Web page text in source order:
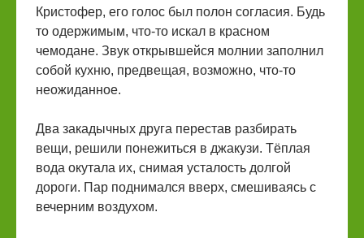
Кристофер, его голос был полон согласия. Будь
то одержимым, что-то искал в красном
чемодане. Звук открывшейся молнии заполнил
собой кухню, предвещая, возможно, что-то
неожиданное.
Два закадычных друга перестав разбирать
вещи, решили понежиться в джакузи. Тёплая
вода окутала их, снимая усталость долгой
дороги. Пар поднимался вверх, смешиваясь с
вечерним воздухом.